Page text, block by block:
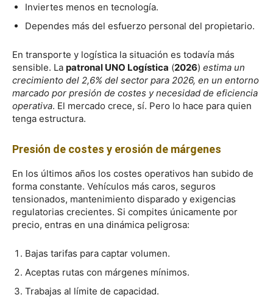
Inviertes menos en tecnología.
Dependes más del esfuerzo personal del propietario.
En transporte y logística la situación es todavía más
sensible. La patronal UNO Logística (2026) estima un
crecimiento del 2,6% del sector para 2026, en un entorno
marcado por presión de costes y necesidad de eficiencia
operativa. El mercado crece, sí. Pero lo hace para quien
tenga estructura.
Presión de costes y erosión de márgenes
En los últimos años los costes operativos han subido de
forma constante. Vehículos más caros, seguros
tensionados, mantenimiento disparado y exigencias
regulatorias crecientes. Si compites únicamente por
precio, entras en una dinámica peligrosa:
Bajas tarifas para captar volumen.
Aceptas rutas con márgenes mínimos.
Trabajas al límite de capacidad.